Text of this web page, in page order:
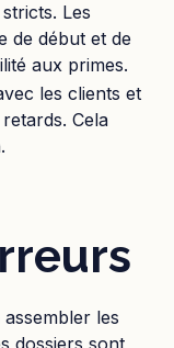
Les
de début et de
aux primes.
les clients et
Cela
les
dossiers sont